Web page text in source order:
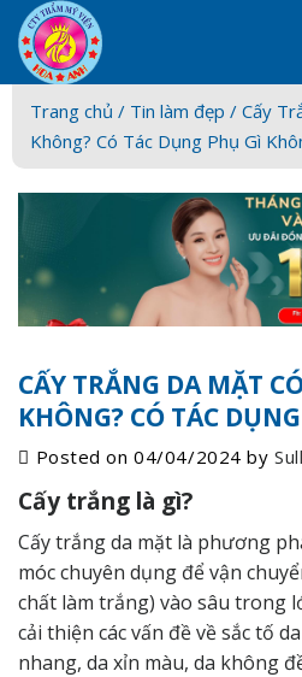
Skip
to
content
Trang chủ / Tin làm đẹp / Cấy
Không? Có Tác Dụng Phụ Gì
CẤY TRẮNG DA MẶT
KHÔNG? CÓ TÁC
Posted on04/04/2024 by
Cấy trắng là gì?
Cấy trắng da mặt là phương
móc chuyên dụng để vận
chất làm trắng) vào sâu trong
cải thiện các vấn đề về sắc tố
nhang, da xỉn màu, da không